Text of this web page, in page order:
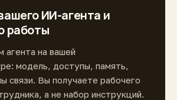
ИИ-агента и
работы
агента на вашей
модель, доступы, память,
связи. Вы получаете рабочего
а не набор инструкций.